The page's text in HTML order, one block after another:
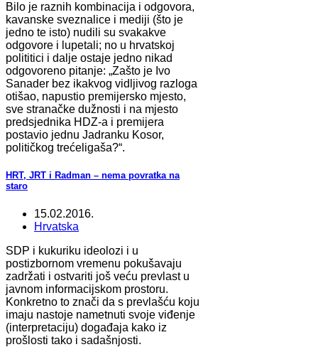
Bilo je raznih kombinacija i odgovora,
kavanske sveznalice i mediji (što je
jedno te isto) nudili su svakakve
odgovore i lupetali; no u hrvatskoj
polititici i dalje ostaje jedno nikad
odgovoreno pitanje: „Zašto je Ivo
Sanader bez ikakvog vidljivog razloga
otišao, napustio premijersko mjesto,
sve stranačke dužnosti i na mjesto
predsjednika HDZ-a i premijera
postavio jednu Jadranku Kosor,
političkog trećeligaša?“.
HRT, JRT i Radman – nema povratka na
staro
15.02.2016.
Hrvatska
SDP i kukuriku ideolozi i u
postizbornom vremenu pokušavaju
zadržati i ostvariti još veću prevlast u
javnom informacijskom prostoru.
Konkretno to znači da s prevlašću koju
imaju nastoje nametnuti svoje viđenje
(interpretaciju) događaja kako iz
prošlosti tako i sadašnjosti.